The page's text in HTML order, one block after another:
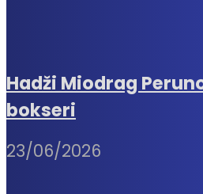
Hadži Miodrag
bokseri
23/06/2026